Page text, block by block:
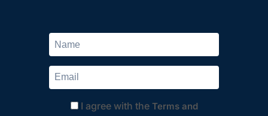
I agree with the Terms and